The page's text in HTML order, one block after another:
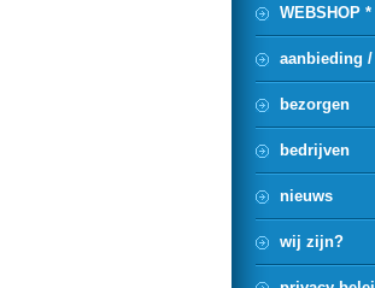
WEBSHOP
aanbieding
bezorgen
bedrijven
nieuws
wij zijn?